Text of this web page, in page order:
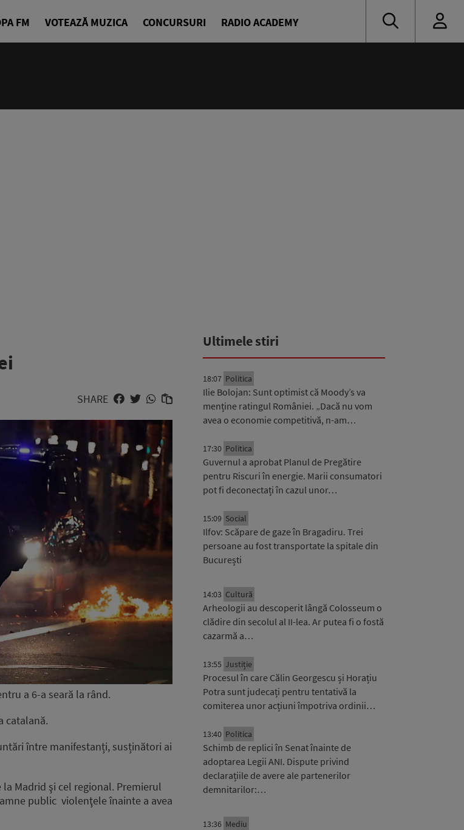
FM VOTEAZĂ MUZICA CONCURSURI RADIO ACADEMY
SHARE
a 6-a seară la rând.
catalană.
între manifestanți, susținători ai
Madrid şi cel regional. Premierul
public violenţele înainte a avea
Ultimele stiri
18:07 Politica
Ilie Bolojan: Sunt optimist că Moody’s va
menține ratingul României. „Dacă nu vom
avea o economie competitivă, n-am…
17:30 Politica
Guvernul a aprobat Planul de Pregătire
pentru Riscuri în energie. Marii consumatori
pot fi deconectați în cazul unor…
15:09 Social
Ilfov: Scăpare de gaze în Bragadiru. Trei
persoane au fost transportate la spitale din
București
14:03 Cultură
Arheologii au descoperit lângă Colosseum o
clădire din secolul al II-lea. Ar putea fi o fostă
cazarmă a…
13:55 Justiție
Procesul în care Călin Georgescu și Horațiu
Potra sunt judecați pentru tentativă la
comiterea unor acțiuni împotriva ordinii…
13:40 Politica
Schimb de replici în Senat înainte de
adoptarea Legii ANI. Dispute privind
declarațiile de avere ale partenerilor
demnitarilor:…
13:36 Mediu